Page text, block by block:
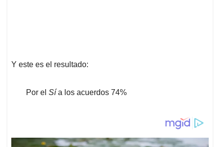
Y este es el resultado:
Por el Sía los acuerdos 74%